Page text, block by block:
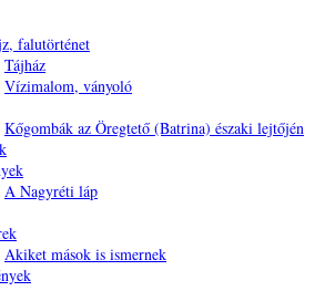
falutörténet
Tájház
Vízimalom, ványoló
Kőgombák az Öregtető (Batrina) északi lejtőjén
A Nagyréti láp
Akiket mások is ismernek